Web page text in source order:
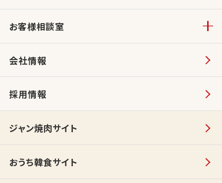
お客様相談室
会社情報
採用情報
ジャン焼肉サイト
おうち韓食サイト